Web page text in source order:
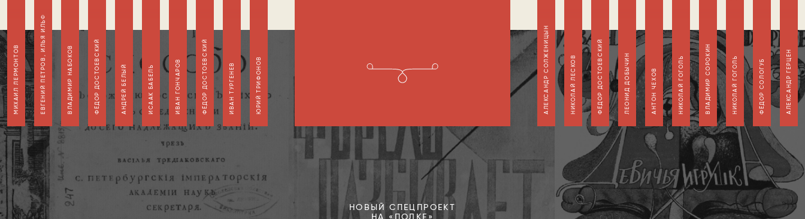
МИХАИЛ ЛЕРМОНТОВ ЕВГЕНИЙ ПЕТРОВ
ИЛЬЯ ИЛЬФ
ВЛАДИМИР НАБОКОВ ФЁДОР ДОСТОЕВСКИЙ АНДРЕЙ БЕЛЫЙ ИСААК БАБЕЛЬ ИВАН ГОНЧАРОВ ФЁДОР ДОСТОЕВСКИЙ ИВАН ТУРГЕНЕВ ЮРИЙ ТРИФОНОВ АЛЕКСАНДР СОЛЖЕНИЦЫН НИКОЛАЙ ЛЕСКОВ ФЁДОР ДОСТОЕВСКИЙ ЛЕОНИД ДОБЫЧИН АНТОН ЧЕХОВ НИКОЛАЙ ГОГОЛЬ ВЛАДИМИР СОРОКИН НИКОЛАЙ ГОГОЛЬ ФЁДОР СОЛОГУБ АЛЕКСАНДР ГЕРЦЕН
НОВЫЙ СПЕЦПРОЕКТ
НА «ПОЛКЕ»